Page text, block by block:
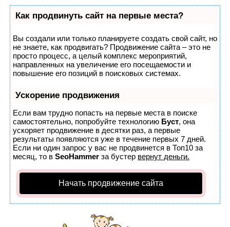
Как продвинуть сайт на первые места?
Вы создали или только планируете создать свой сайт, но
не знаете, как продвигать? Продвижение сайта – это не
просто процесс, а целый комплекс мероприятий,
направленных на увеличение его посещаемости и
повышение его позиций в поисковых системах.
Ускорение продвижения
Если вам трудно попасть на первые места в поиске
самостоятельно, попробуйте технологию Буст, она
ускоряет продвижение в десятки раз, а первые
результаты появляются уже в течение первых 7 дней.
Если ни один запрос у вас не продвинется в Топ10 за
месяц, то в SeoHammerза бустер вернут деньги.
Начать продвижение сайта